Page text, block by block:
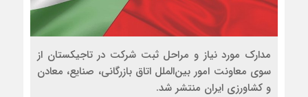
مدارک مورد نیاز و مراحل ثبت شرکت در تاجیکستان از
سوی معاونت امور بین‌الملل اتاق بازرگانی، صنایع، معادن
و کشاورزی ایران منتشر شد.